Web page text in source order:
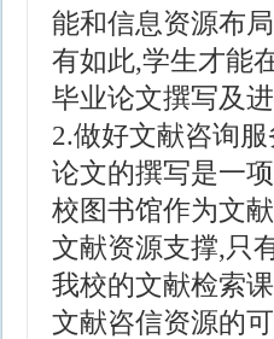
能和信息资源布
有如此,学生才能
毕业论文撰写及
2.做好文献咨询
论文的撰写是一
校图书馆作为文
文献资源支撑,只
我校的文献检索
文献咨信资源的